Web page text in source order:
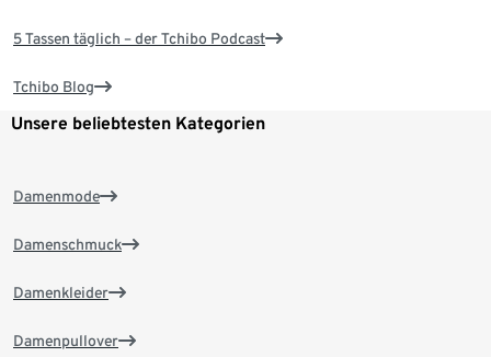
5 Tassen täglich – der Tchibo Podcast
Tchibo Blog
Unsere beliebtesten Kategorien
Damenmode
Damenschmuck
Damenkleider
Damenpullover